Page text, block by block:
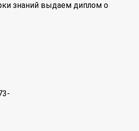
знаний выдаем диплом о